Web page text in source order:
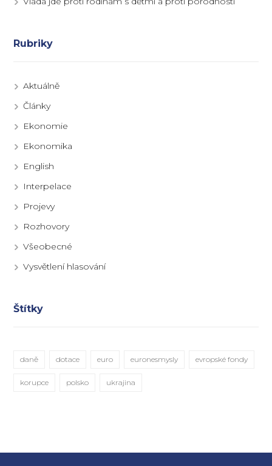
Rubriky
Aktuálně
Články
Ekonomie
Ekonomika
English
Interpelace
Projevy
Rozhovory
Všeobecné
Vysvětlení hlasování
Štítky
daně dotace euro euronesmysly evropské fondy
korupce polsko ukrajina